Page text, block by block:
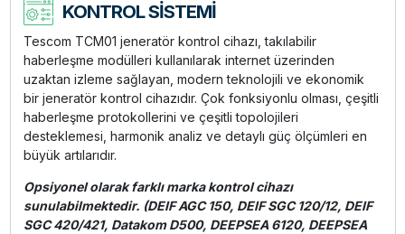
KONTROL SİSTEMİ
Tescom TCM01 jeneratör kontrol cihazı, takılabilir
haberleşme modülleri kullanılarak internet üzerinden
uzaktan izleme sağlayan, modern teknolojili ve ekonomik
bir jeneratör kontrol cihazıdır. Çok fonksiyonlu olması, çeşitli
haberleşme protokollerini ve çeşitli topolojileri
desteklemesi, harmonik analiz ve detaylı güç ölçümleri en
büyük artılarıdır.
Opsiyonel olarak farklı marka kontrol cihazı
sunulabilmektedir. (DEIF AGC 150, DEIF SGC 120/12, DEIF
SGC 420/421, Datakom D500, DEEPSEA 6120, DEEPSEA